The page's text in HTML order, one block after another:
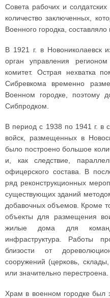
Совета рабочих и
количество заключенных,
Военного городка, составляло
В 1921 г. в Новониколаевск
орган управления
комитет. Острая нехватка
Сибревкома временно
Военном городке, поэтому
Сибпродком.
В период с 1938 по 1941 г. в
войск, размещенных в
было построено большое
и, как следствие,
офицерского состава. В
ряд реконструкционных
существующих зданий
добавочных объемов. Кроме
объекты для размещения
жилые дома для
инфраструктура. Работы
близости от
сооружений (церковь,
или значительно перестроена.
Храм в военном городке был